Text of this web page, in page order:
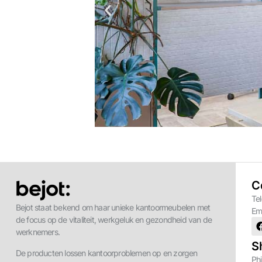
Bekijk de
Meubels
Meubels spelen een
de ontvangstruimte tot
comfort, stijl en
productiviteit
Bejot staat bekend om haar unieke kantoormeubelen met
de focus op de vitaliteit, werkgeluk en gezondheid van de
werknemers.
De producten lossen kantoorproblemen op en zorgen